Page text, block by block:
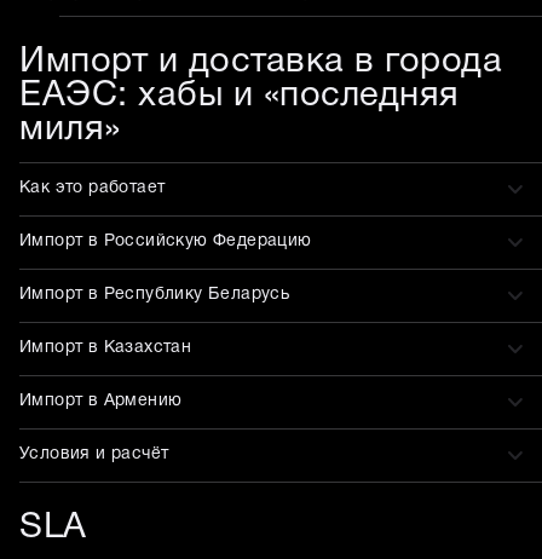
Импорт и доставка в города
ЕАЭС: хабы и «последняя
миля»
Как это работает
Импорт в Российскую Федерацию
Импорт в Республику Беларусь
Импорт в Казахстан
Импорт в Армению
Условия и расчёт
SLA